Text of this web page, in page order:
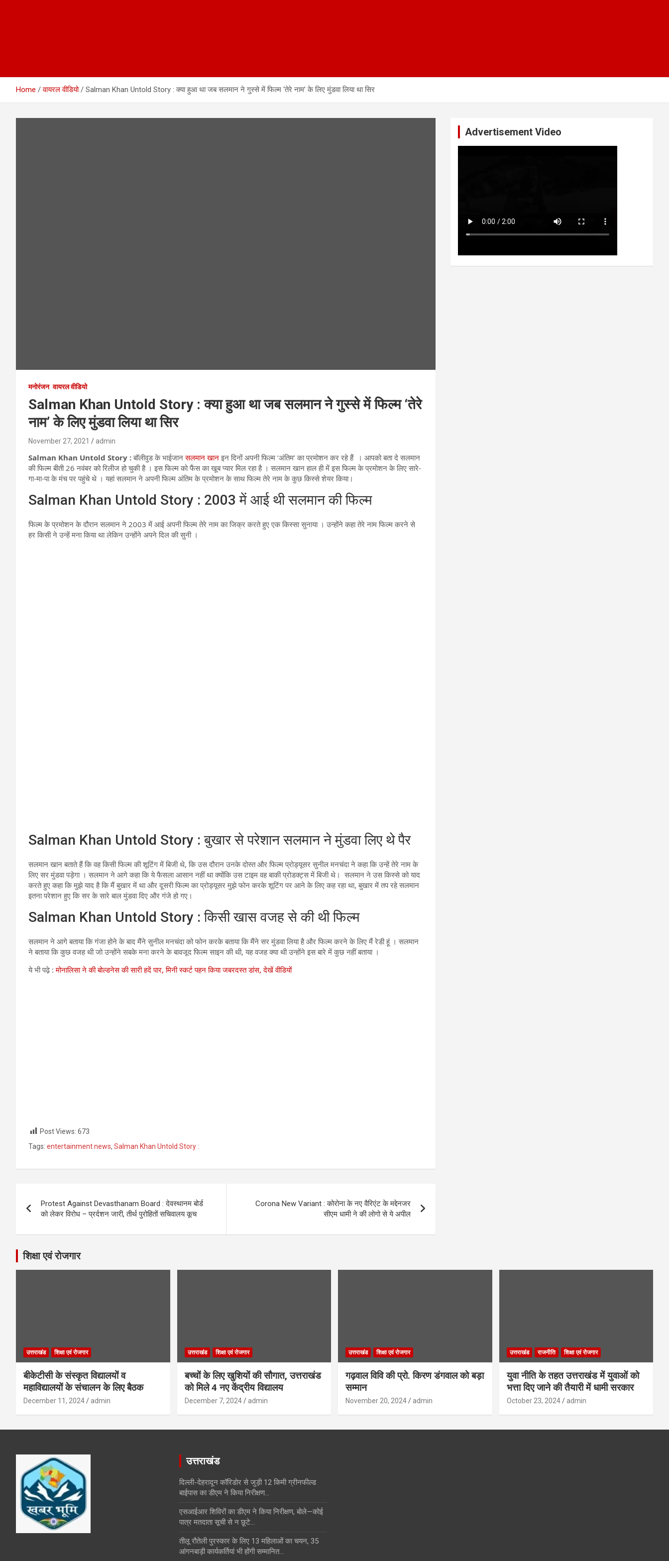
Home वायरल वीडियो Salman Khan Untold Story : क्या हुआ था जब सलमान ने गुस्से में फिल्म ‘तेरे नाम’ के लिए मुंडवा लिया था सिर
मनोरंजन वायरल वीडियो
Salman Khan Untold Story : क्या हुआ था जब सलमान ने गुस्से में फिल्म ‘तेरे
नाम’ के लिए मुंडवा लिया था सिर
November 27, 2021 admin
Salman Khan Untold Story :बॉलीवुड के भाईजानसलमान खानइन दिनों अपनी फिल्म ‘अंतिम’ का प्रमोशन कर रहे हैं । आपको बता दे सलमान
की फिल्म बीती 26 नवंबर को रिलीज हो चुकी है । इस फिल्म को फैंस का खूब प्यार मिल रहा है । सलमान खान हाल ही में इस फिल्म के प्रमोशन के लिए सारे-
गा-मा-पा के मंच पर पहुंचे थे । यहां सलमान ने अपनी फिल्म अंतिम के प्रमोशन के साथ फिल्म तेरे नाम के कुछ किस्से शेयर किया।
Salman Khan Untold Story : 2003 में आई थी सलमान की फिल्म
फिल्म के प्रमोशन के दौरान सलमान ने 2003 में आई अपनी फिल्म तेरे नाम का जिक्र करते हुए एक किस्सा सुनाया । उन्होंने कहा तेरे नाम फिल्म करने से
हर किसी ने उन्हें मना किया था लेकिन उन्होंने अपने दिल की सुनी ।
Salman Khan Untold Story : बुखार से परेशान सलमान ने मुंडवा लिए थे पैर
सलमान खान बताते हैं कि वह किसी फिल्म की शूटिंग में बिजी थे, कि उस दौरान उनके दोस्त और फिल्म प्रोड्यूसर सुनील मनचंदा ने कहा कि उन्हें तेरे नाम के
लिए सर मुंडवा पड़ेगा । सलमान ने आगे कहा कि ये फैसला आसान नहीं था क्योंकि उस टाइम वह बाकी प्रोडक्ट्स में बिजी थे। सलमान ने उस किस्से को याद
करते हुए कहा कि मुझे याद है कि मैं बुखार में था और दूसरी फिल्म का प्रोड्यूसर मुझे फोन करके शूटिंग पर आने के लिए कह रहा था, बुखार में तप रहे सलमान
इतना परेशान हुए कि सर के सारे बाल मुंडवा दिए और गंजे हो गए।
Salman Khan Untold Story : किसी खास वजह से की थी फिल्म
सलमान ने आगे बताया कि गंजा होने के बाद मैंने सुनील मनचंदा को फोन करके बताया कि मैंने सर मुंडवा लिया है और फिल्म करने के लिए मैं रेडी हूं । सलमान
ने बताया कि कुछ वजह थी जो उन्होंने सबके मना करने के बावजूद फिल्म साइन की थी, यह वजह क्या थी उन्होंने इस बारे में कुछ नहीं बताया ।
ये भी पढ़े :मोनालिसा ने की बोल्डनेस की सारी हदें पार, मिनी स्कर्ट पहन किया जबरदस्त डांस, देखें वीडियों
Post Views: 673
Tags: entertainment news, Salman Khan Untold Story :
navigation
Protest Against Devasthanam Board : देवस्थानम बोर्ड
को लेकर विरोध – प्रर्दशन जारी, तीर्थ पुरोहितों सचिवालय कूच
Corona New Variant : कोरोना के नए वैरिएंट के मद्देनजर
सीएम धामी ने की लोगो से ये अपील
Advertisement Video
शिक्षा एवं रोजगार
उत्तराखंड शिक्षा एवं रोजगार
बीकेटीसी के संस्कृत विद्यालयों व
महाविद्यालयों के संचालन के लिए बैठक
December 11, 2024 admin
उत्तराखंड शिक्षा एवं रोजगार
बच्चों के लिए खुशियों की सौगात, उत्तराखंड
को मिले 4 नए केंद्रीय विद्यालय
December 7, 2024 admin
उत्तराखंड शिक्षा एवं रोजगार
गढ़वाल विवि की प्रो. किरण डंगवाल को बड़ा
सम्मान
November 20, 2024 admin
उत्तराखंड राजनीति शिक्षा एवं रोजगार
युवा नीति के तहत उत्तराखंड में युवाओं को
भत्ता दिए जाने की तैयारी में धामी सरकार
October 23, 2024 admin
उत्तराखंड
दिल्ली-देहरादून कॉरिडोर से जुड़ी 12 किमी ग्रीनफील्ड
बाईपास का डीएम ने किया निरीक्षण…
एसआईआर शिविरों का डीएम ने किया निरीक्षण, बोले—कोई
पात्र मतदाता सूची से न छूटे…
तीलू रौतेली पुरस्कार के लिए 13 महिलाओं का चयन, 35
आंगनबाड़ी कार्यकर्तियां भी होंगी सम्मानित…